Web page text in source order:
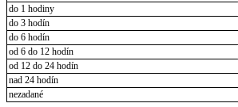
do 1 hodiny
do 3 hodín
do 6 hodín
od 6 do 12 hodín
od 12 do 24 hodín
nad 24 hodín
nezadané